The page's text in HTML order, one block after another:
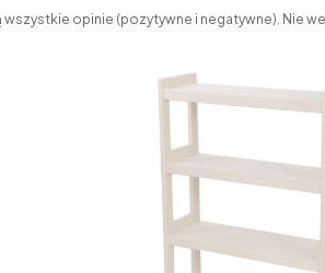
wszystkie opinie (pozytywne i negatywne). Nie